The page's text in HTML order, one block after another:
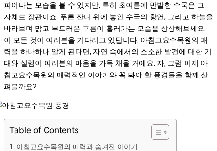
피어나는 모습을 볼 수 있지만, 특히 초여름에 만발한 수국은 그
자체로 장관이죠. 푸른 잔디 위에 놓인 수국의 향연, 그리고 하늘을
바라보며 맑고 부드러운 구름이 흘러가는 모습을 상상해보세요.
이 모든 것이 여러분을 기다리고 있답니다. 아침고요수목원의 매
력을 하나하나 알게 된다면, 자연 속에서의 소소한 발견에 대한 기
대와 설렘이 여러분의 마음을 가득 채울 거예요. 자, 그럼 이제 아
침고요수목원의 매력적인 이야기와 꼭 봐야 할 풍경들을 함께 살
펴볼까요?
Table of Contents
아침고요수목원의 매력과 숨겨진 이야기